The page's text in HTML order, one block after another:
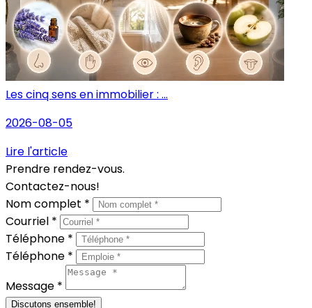
Les cinq sens en immobilier : ...
2026-08-05
Lire l'article
Prendre rendez-vous.
Contactez-nous!
Nom complet *
Courriel *
Téléphone *
Téléphone *
Message *
Discutons ensemble!